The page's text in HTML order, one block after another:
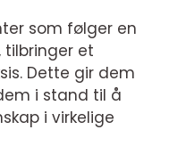
som følger en
tilbringer et
Dette gir dem
i stand til å
i virkelige